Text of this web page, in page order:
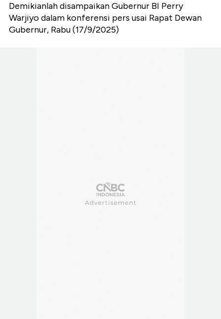
Demikianlah disampaikan Gubernur BI Perry
Warjiyo dalam konferensi pers usai Rapat Dewan
Gubernur, Rabu (17/9/2025)